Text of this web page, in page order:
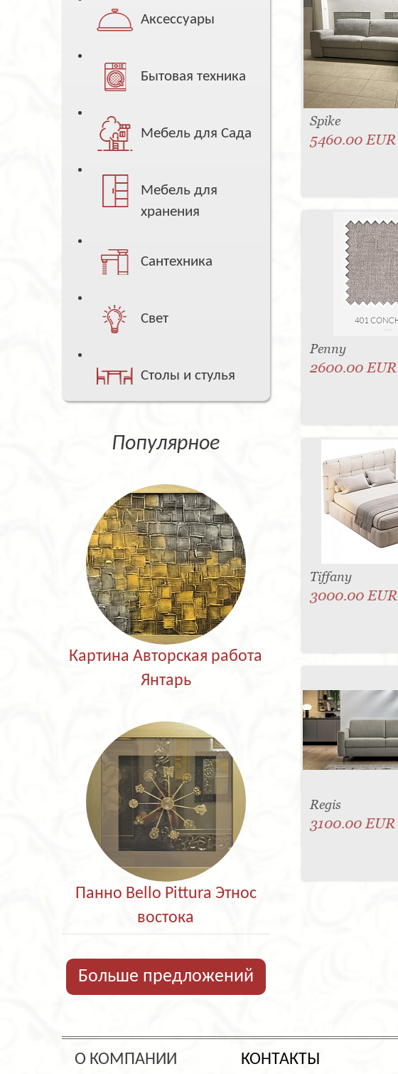
Аксессуары
Бытовая техника
Мебель для Сада
Мебель для
хранения
Сантехника
Свет
Столы и стулья
Популярное
Картина Авторская работа
Янтарь
Панно Bello Pittura Этнос
востока
Больше предложений
Spike
5460.00 EUR
Penny
2600.00 EUR
Tiffany
3000.00 EUR
Regis
3100.00 EUR
О КОМПАНИИ КОНТАКТЫ